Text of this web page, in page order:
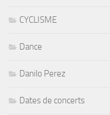
CYCLISME
Dance
Danilo Perez
Dates de concerts